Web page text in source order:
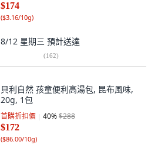
$174
($3.16/10g)
8/12 星期三 預計送達
(162)
貝利自然 孩童便利高湯包, 昆布風味,
20g, 1包
首購折扣價 40%$288
$172
($86.00/10g)